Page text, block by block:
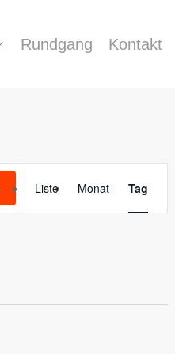
Rundgang Kontakt
Ansichten-
Liste Monat Tag